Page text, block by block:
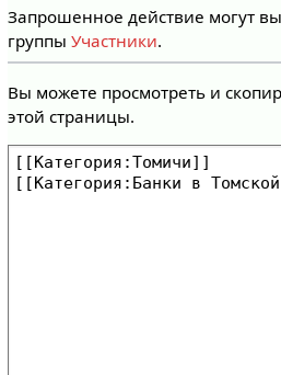
Запрошенное действие могут
группы Участники.
Вы можете просмотреть и
этой страницы.